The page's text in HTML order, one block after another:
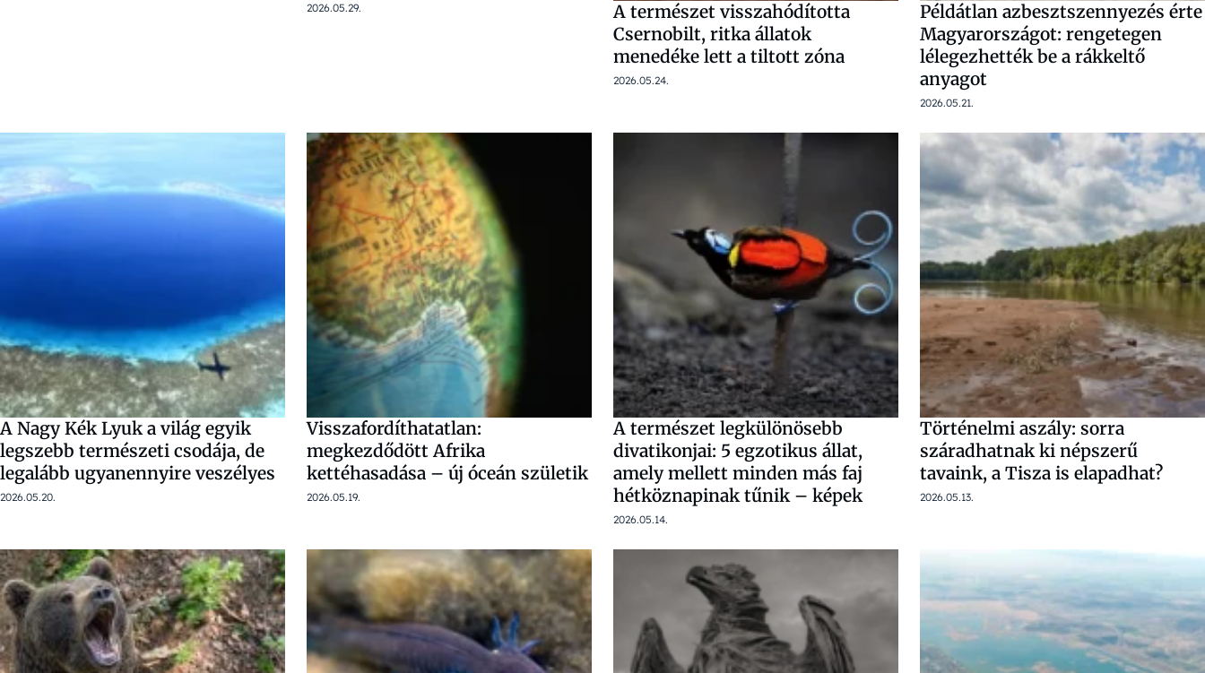
2026.05.29.
A természet visszahódította
Csernobilt, ritka állatok
menedéke lett a tiltott zóna
2026.05.24.
Példátlan azbesztszennyezés érte
Magyarországot: rengetegen
lélegezhették be a rákkeltő
anyagot
2026.05.21.
A Nagy Kék Lyuk a világ egyik
legszebb természeti csodája, de
legalább ugyanennyire veszélyes
2026.05.20.
Visszafordíthatatlan:
megkezdődött Afrika
kettéhasadása – új óceán születik
2026.05.19.
A természet legkülönösebb
divatikonjai: 5 egzotikus állat,
amely mellett minden más faj
hétköznapinak tűnik – képek
2026.05.14.
Történelmi aszály: sorra
száradhatnak ki népszerű
tavaink, a Tisza is elapadhat?
2026.05.13.